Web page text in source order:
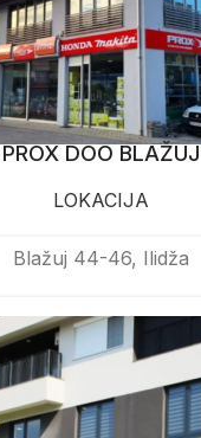
PROX DOO BLAŽUJ
LOKACIJA
Blažuj 44-46, Ilidža